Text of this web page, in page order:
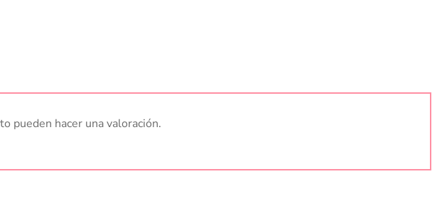
pueden hacer una valoración.